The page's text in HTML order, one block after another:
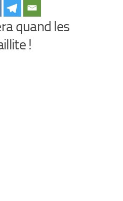
quand les
!